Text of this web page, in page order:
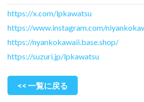
https://x.com/lpkawatsu
https://www.instagram.com/
https://nyankokawaii.base.shop/
https://suzuri.jp/lpkawatsu
<< 一覧に戻る